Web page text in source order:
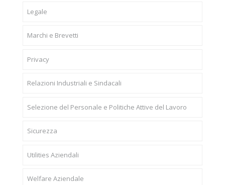
Legale
Marchi e Brevetti
Privacy
Relazioni Industriali e Sindacali
Selezione del Personale e Politiche Attive del Lavoro
Sicurezza
Utilities Aziendali
Welfare Aziendale